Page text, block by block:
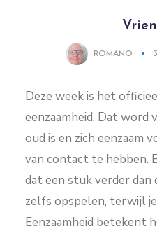
ROMANO
Deze week is het
eenzaamheid. Dat word
oud is en zich eenzaam
van contact te hebben.
dat een stuk verder dan
zelfs opspelen, terwijl
Eenzaamheid betekent